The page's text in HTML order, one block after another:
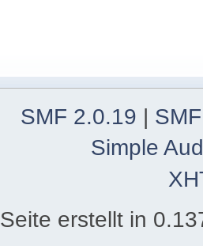
SMF 2.0.19 |
Simple
Seite erstellt in